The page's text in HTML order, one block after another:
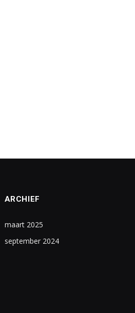
ARCHIEF
maart 2025
september 2024